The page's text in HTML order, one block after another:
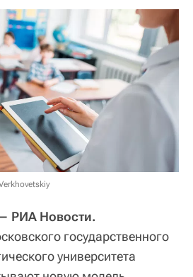
РИА Новости.
государственного
университета